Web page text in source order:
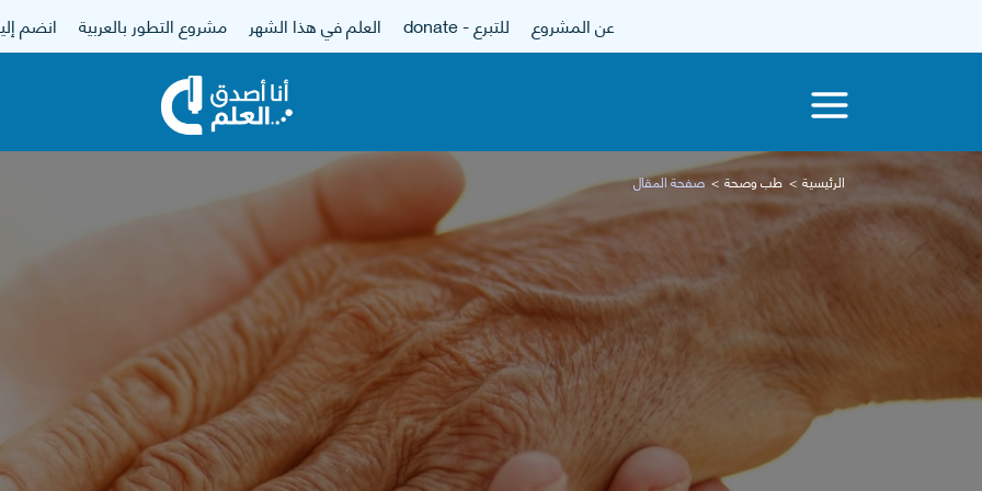
عن المشروع للتبرع - donate العلم في هذا الشهر مشروع التطور بالعربية انضم
الرئيسية طب وصحة صفحة المقال